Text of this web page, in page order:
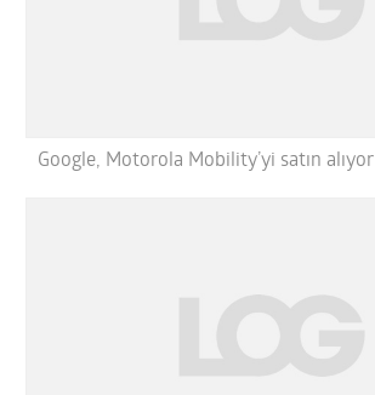
Google, Motorola Mobility’yi satın alıyor